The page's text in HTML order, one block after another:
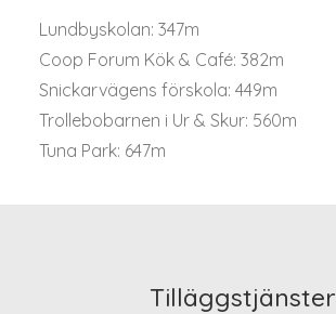
Lundbyskolan: 347m
Coop Forum Kök & Café: 382m
Snickarvägens förskola: 449m
Trollebobarnen i Ur & Skur: 560m
Tuna Park: 647m
Tilläggstjänster